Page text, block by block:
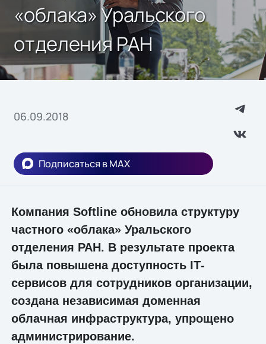
«облака» Уральского
отделения РАН
06.09.2018
Подписаться в MAX
Компания Softline обновила структуру
частного «облака» Уральского
отделения РАН. В результате проекта
была повышена доступность IТ-
сервисов для сотрудников организации,
создана независимая доменная
облачная инфраструктура, упрощено
администрирование.